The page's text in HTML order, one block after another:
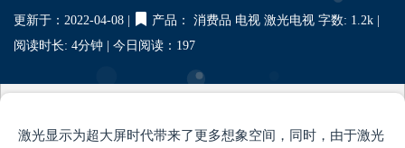
更新于：2022-04-08 | 产品：消费品 电视激光电视字数: 1.2k |
阅读时长: 4分钟 |今日阅读： 197
激光显示为超大屏时代带来了更多想象空间，同时，由于激光